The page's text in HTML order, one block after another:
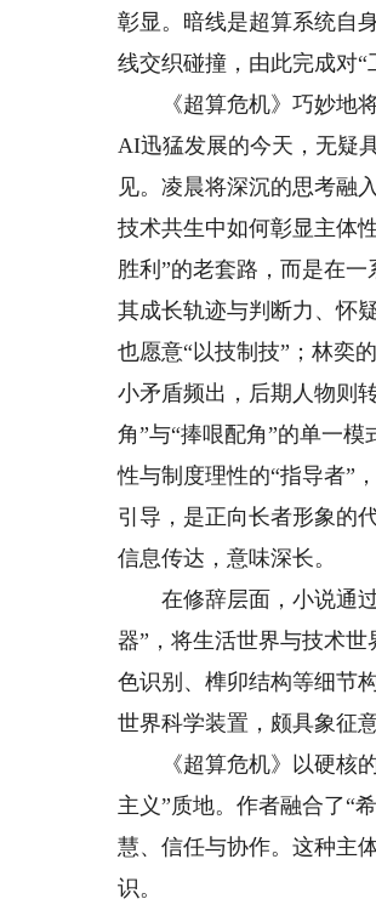
彰显。暗线是超算系统自
线交织碰撞，由此完成对“
《超算危机》巧妙地将
AI迅猛发展的今天，无疑
见。凌晨将深沉的思考融
技术共生中如何彰显主体
胜利”的老套路，而是在
其成长轨迹与判断力、怀
也愿意“以技制技”；林奕
小矛盾频出，后期人物则
角”与“捧哏配角”的单一
性与制度理性的“指导者”
引导，是正向长者形象的
信息传达，意味深长。
在修辞层面，小说通过
器”，将生活世界与技术
色识别、榫卯结构等细节
世界科学装置，颇具象征
《超算危机》以硬核的
主义”质地。作者融合了“
慧、信任与协作。这种主
识。